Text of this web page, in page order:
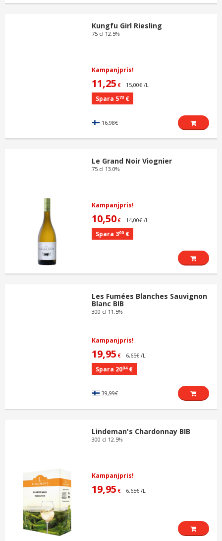
Kungfu Girl Riesling
75 cl 12.5%
Kampanjpris!
11,25 € 15,00€ /L
Spara 573 €
16,98€
Le Grand Noir Viognier
75 cl 13.0%
Kampanjpris!
10,50 € 14,00€ /L
Spara 300 €
Les Fumées Blanches Sauvignon
Blanc BIB
300 cl 11.5%
Kampanjpris!
19,95 € 6,65€ /L
Spara 2004€
39,99€
Lindeman's Chardonnay BIB
300 cl 12.5%
Kampanjpris!
19,95 € 6,65€ /L